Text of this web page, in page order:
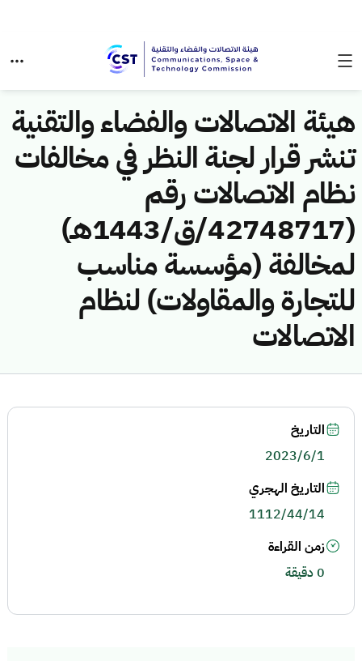
هيئة الاتصالات والفضاء والتقنية
تنشر قرار لجنة النظر في مخالفات
نظام الاتصالات رقم
(42748717/ق/1443هـ)
لمخالفة (مؤسسة مناسب
للتجارة والمقاولات) لنظام
الاتصالات
التاريخ
2023/6/1
التاريخ الهجري
1112/44/14
زمن القراءة
0 دقيقة